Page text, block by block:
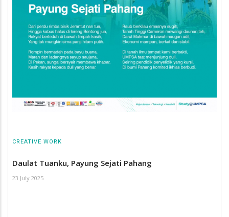
CREATIVE WORK
Daulat Tuanku, Payung Sejati Pahang
23 July 2025